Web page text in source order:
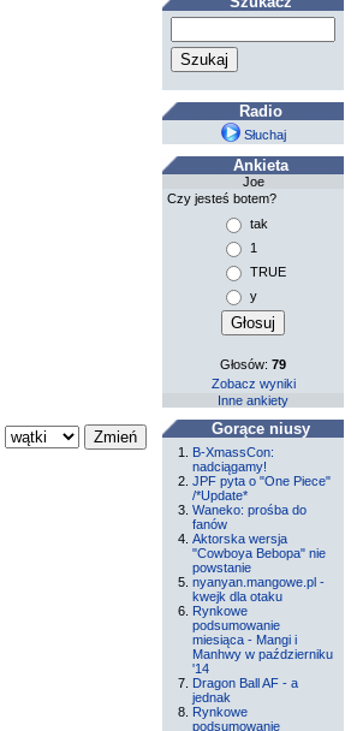
Radio
Słuchaj
Ankieta
Joe
Czy jesteś botem?
tak
1
TRUE
y
Głosów:79
Zobacz wyniki
Inne ankiety
Gorące niusy
B-XmassCon:
nadciągamy!
JPF pyta o "One Piece"
/*Update*
Waneko: prośba do
fanów
Aktorska wersja
"Cowboya Bebopa" nie
powstanie
nyanyan.mangowe.pl -
kwejk dla otaku
Rynkowe
podsumowanie
miesiąca - Mangi i
Manhwy w październiku
'14
Dragon Ball AF - a
jednak
Rynkowe
podsumowanie